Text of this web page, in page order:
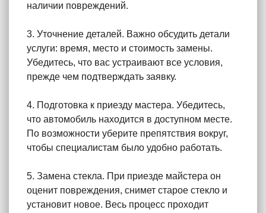
наличии повреждений.
3. Уточнение деталей. Важно обсудить детали
услуги: время, место и стоимость замены.
Убедитесь, что вас устраивают все условия,
прежде чем подтверждать заявку.
4. Подготовка к приезду мастера. Убедитесь,
что автомобиль находится в доступном месте.
По возможности уберите препятствия вокруг,
чтобы специалистам было удобно работать.
5. Замена стекла. При приезде майстера он
оценит повреждения, снимет старое стекло и
установит новое. Весь процесс проходит